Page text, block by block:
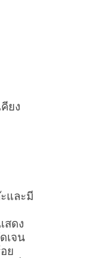
ยง
และมี
สดง
เจน
ย